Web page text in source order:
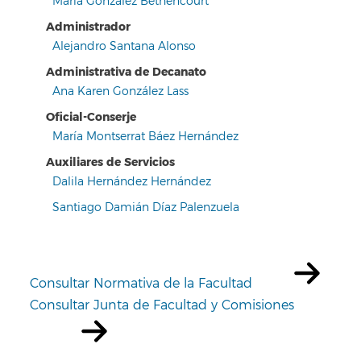
Administrador
Alejandro Santana Alonso
Administrativa de Decanato
Ana Karen González Lass
Oficial-Conserje
María Montserrat Báez Hernández
Auxiliares de Servicios
Dalila Hernández Hernández
Santiago Damián Díaz Palenzuela
Consultar Normativa de la Facultad
Consultar Junta de Facultad y Comisiones